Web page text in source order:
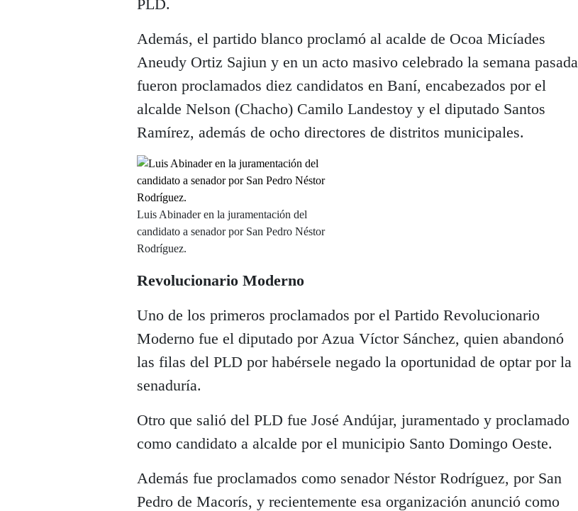
PLD.
Además, el partido blanco proclamó al acalde de Ocoa Micíades
Aneudy Ortiz Sajiun y en un acto masivo celebrado la semana pasada
fueron proclamados diez candidatos en Baní, encabezados por el
alcalde Nelson (Chacho) Camilo Landestoy y el diputado Santos
Ramírez, además de ocho directores de distritos municipales.
Luis Abinader en la juramentación del
candidato a senador por San Pedro Néstor
Rodríguez.
Revolucionario Moderno
Uno de los primeros proclamados por el Partido Revolucionario
Moderno fue el diputado por Azua Víctor Sánchez, quien abandonó
las filas del PLD por habérsele negado la oportunidad de optar por la
senaduría.
Otro que salió del PLD fue José Andújar, juramentado y proclamado
como candidato a alcalde por el municipio Santo Domingo Oeste.
Además fue proclamados como senador Néstor Rodríguez, por San
Pedro de Macorís, y recientemente esa organización anunció como